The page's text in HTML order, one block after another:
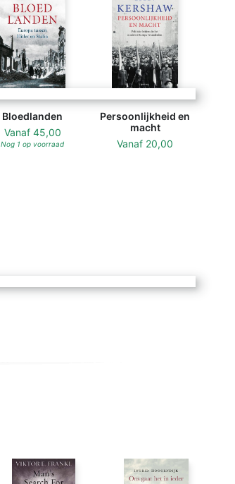
Bloedlanden
Vanaf 45,00
Nog 1 op voorraad
Persoonlijkheid en
macht
Vanaf 20,00